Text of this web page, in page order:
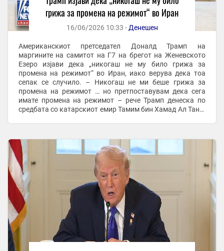
грижа за промена на режимот“ во Иран
16/06/2026 10:33 - Денешен
Американскиот претседател Доналд Трамп на
маргините на самитот на Г7 на брегот на Женевското
Езеро изјави дека „никогаш не му било грижа за
промена на режимот“ во Иран, иако верува дека тоа
сепак се случило. – Никогаш не ми беше грижа за
промена на режимот … но претпоставувам дека сега
имате промена на режимот – рече Трамп денеска по
средбата со катарскиот емир Тамим бин Хамад Ал Тани.